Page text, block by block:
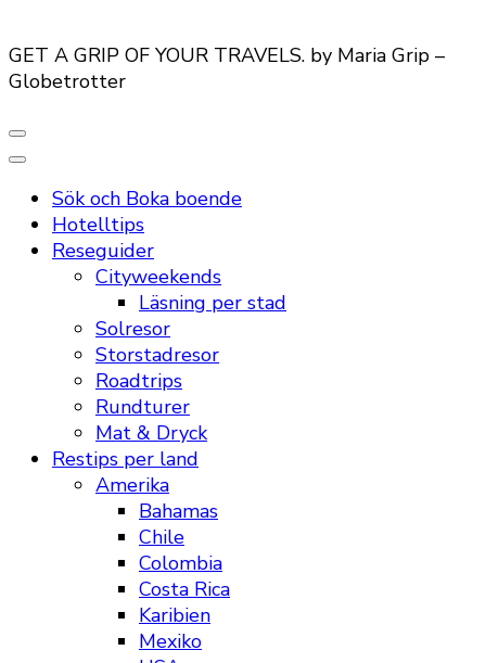
GET A GRIP OF YOUR TRAVELS. by Maria Grip –
Globetrotter
Sök och Boka boende
Hotelltips
Reseguider
Cityweekends
Läsning per stad
Solresor
Storstadresor
Roadtrips
Rundturer
Mat & Dryck
Restips per land
Amerika
Bahamas
Chile
Colombia
Costa Rica
Karibien
Mexiko